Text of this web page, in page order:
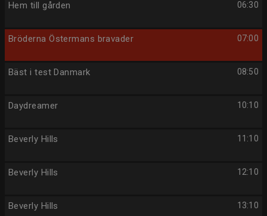
06:30
Hem till gården
07:00
Bröderna Östermans bravader
08:50
Bäst i test Danmark
10:10
Daydreamer
11:10
Beverly Hills
12:10
Beverly Hills
13:10
Beverly Hills